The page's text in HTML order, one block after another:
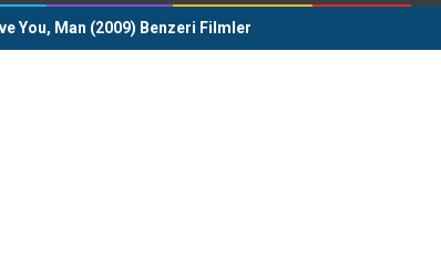
You, Man (2009) Benzeri Filmler